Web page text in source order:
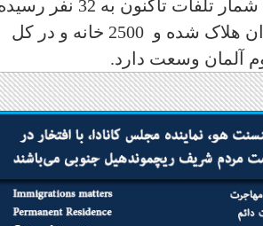
صدها آتش‌سوزی از ماه سپتامبر استرالیا را به آتش کشیده‌، شمار تلفات تاکنون به 32
است. تخمین زده می‌شود در این آتش‌سوزی یک میلیون حیوان هلاک شده و 2500 خانه و در کل
آلمان وسعت دارد.